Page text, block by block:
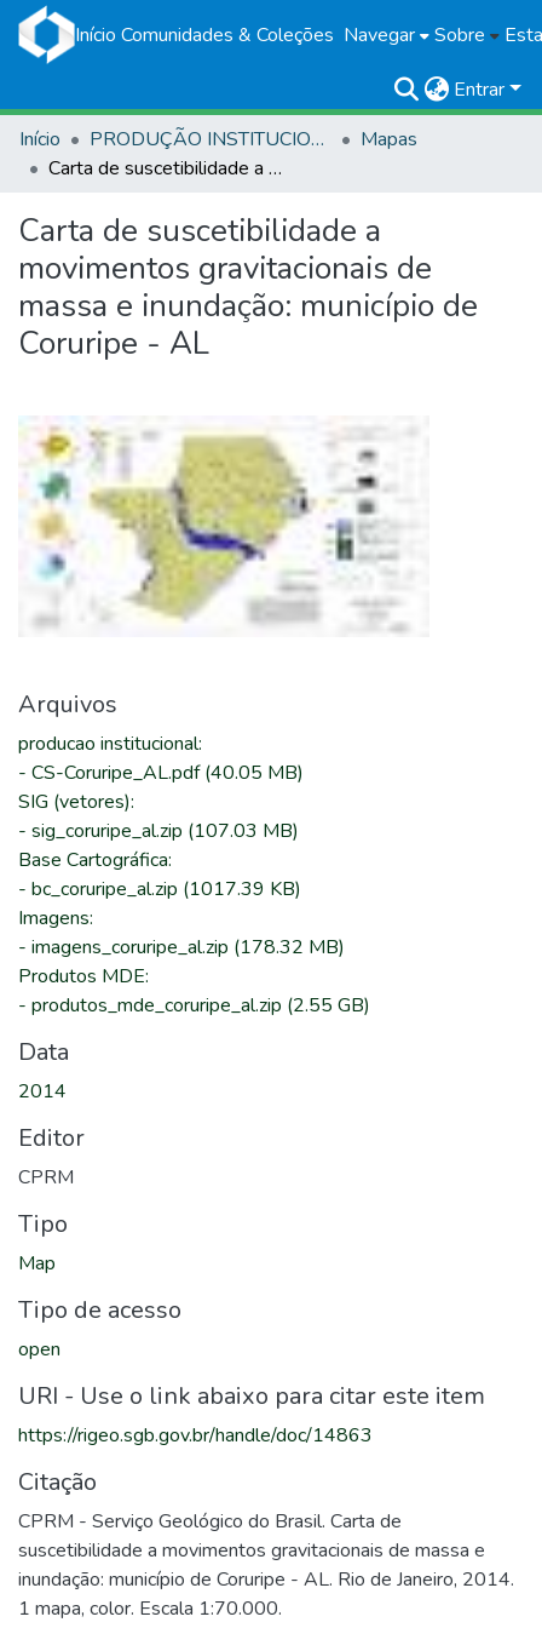
Início Comunidades & Coleções Navegar Sobre
Entrar
Início
PRODUÇÃO INSTITUCIONAL
Mapas
Carta de suscetibilidade a movimentos gravitacionais de massa e inundação: município de Coruripe - AL
Carta de suscetibilidade a
movimentos gravitacionais de
massa e inundação: município de
Coruripe - AL
Arquivos
producao institucional:
- CS-Coruripe_AL.pdf(40.05 MB)
SIG (vetores):
- sig_coruripe_al.zip (107.03 MB)
Base Cartográfica:
- bc_coruripe_al.zip (1017.39 KB)
Imagens:
- imagens_coruripe_al.zip (178.32 MB)
Produtos MDE:
- produtos_mde_coruripe_al.zip (2.55 GB)
Data
2014
Editor
CPRM
Tipo
Map
Tipo de acesso
open
URI - Use o link abaixo para citar este item
https://rigeo.sgb.gov.br/handle/doc/14863
Citação
CPRM - Serviço Geológico do Brasil. Carta de
suscetibilidade a movimentos gravitacionais de massa e
inundação: município de Coruripe - AL. Rio de Janeiro, 2014.
1 mapa, color. Escala 1:70.000.